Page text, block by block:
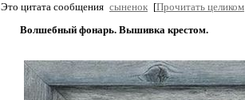
Это цитата сообщения сыненок [Прочитать целиком
Волшебный фонарь. Вышивка крестом.